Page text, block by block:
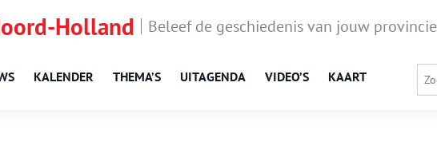
Holland Beleef de geschiedenis van jouw provincie
KALENDER THEMA’S UITAGENDA VIDEO’S KAART